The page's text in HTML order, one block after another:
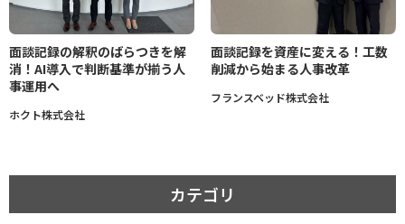
面談記録の解釈のばらつきを解
消！AI導入で判断基準が揃う人
事運用へ
ホクト株式会社
面談記録を資産に変える！工数
削減から始まる人事改革
フランスベッド株式会社
カテゴリ